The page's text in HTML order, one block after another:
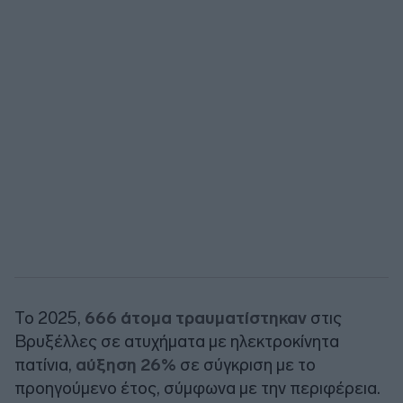
Το 2025, 666 άτομα τραυματίστηκαν στις
Βρυξέλλες σε ατυχήματα με ηλεκτροκίνητα
πατίνια, αύξηση 26% σε σύγκριση με το
προηγούμενο έτος, σύμφωνα με την περιφέρεια.